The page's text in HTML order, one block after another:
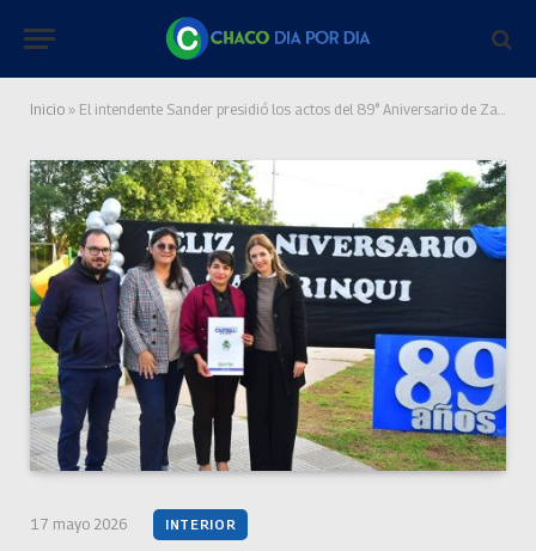
Inicio » El intendente Sander presidió los actos del 89° Aniversario de Zaparinqui
17 mayo 2026 INTERIOR